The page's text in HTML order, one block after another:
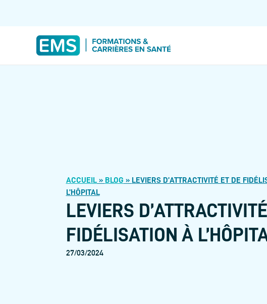
ACCUEIL» BLOG » LEVIERS D’ATTRACTIVITÉ ET DE
L’HÔPITAL
LEVIERS
FIDÉLISATION À
27/03/2024